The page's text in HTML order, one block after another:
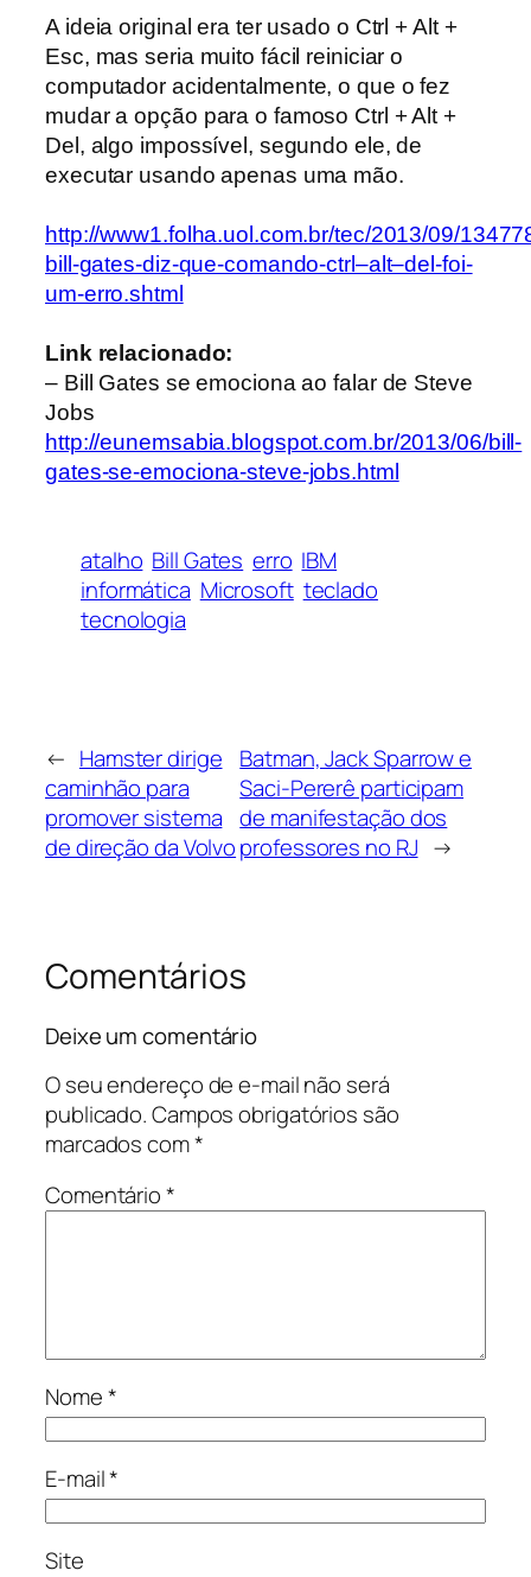
A ideia original era ter usado o Ctrl + Alt +
Esc, mas seria muito fácil reiniciar o
computador acidentalmente, o que o fez
mudar a opção para o famoso Ctrl + Alt +
Del, algo impossível, segundo ele, de
executar usando apenas uma mão.
http://www1.folha.uol.com.br/tec/2013/09/
bill-gates-diz-que-comando-ctrl–alt–del-foi-
um-erro.shtml
Link relacionado:
– Bill Gates se emociona ao falar de Steve
Jobs
http://eunemsabia.blogspot.com.br/2013/06/bill-
gates-se-emociona-steve-jobs.html
atalho Bill Gates erro IBM
informática Microsoft teclado
tecnologia
← Hamster dirige
caminhão para
promover sistema
de direção da Volvo
Batman, Jack Sparrow e
Saci-Pererê participam
de manifestação dos
professores no RJ →
Comentários
Deixe um comentário
O seu endereço de e-mail não será
publicado.Campos obrigatórios são
marcados com*
Comentário*
Nome*
E-mail*
Site